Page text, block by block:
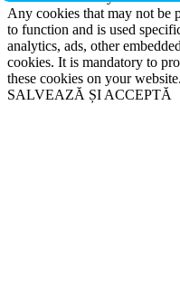
Any cookies that may not be
to function and is used
analytics, ads, other
cookies. It is mandatory to
these cookies on your website.
SALVEAZĂ ȘI ACCEPTĂ